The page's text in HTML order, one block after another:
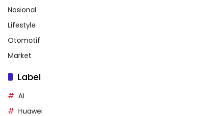
Nasional
Lifestyle
Otomotif
Market
Label
AI
Huawei